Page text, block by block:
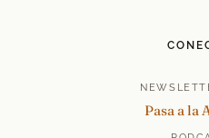
Pasa a la